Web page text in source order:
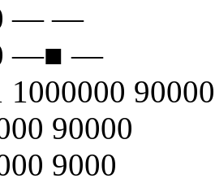
— —
—■ —
1000000
90000
9000